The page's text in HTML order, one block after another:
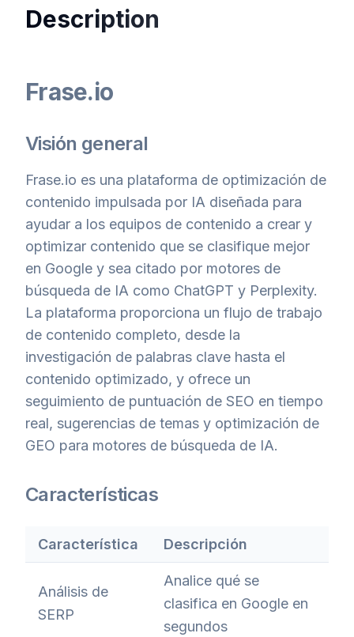
Description
Frase.io
Visión general
Frase.io es una plataforma de optimización de
contenido impulsada por IA diseñada para
ayudar a los equipos de contenido a crear y
optimizar contenido que se clasifique mejor
en Google y sea citado por motores de
búsqueda de IA como ChatGPT y Perplexity.
La plataforma proporciona un flujo de trabajo
de contenido completo, desde la
investigación de palabras clave hasta el
contenido optimizado, y ofrece un
seguimiento de puntuación de SEO en tiempo
real, sugerencias de temas y optimización de
GEO para motores de búsqueda de IA.
Características
Característica Descripción
Análisis de
SERP
Analice qué se
clasifica en Google en
segundos